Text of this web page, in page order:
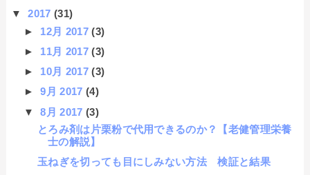
▼2017(31)
► 12月 2017(3)
► 11月 2017(3)
► 10月 2017(3)
►9月 2017 (4)
▼8月 2017 (3)
とろみ剤は片栗粉で代用できるのか？【老健管理栄養
士の解説】
玉ねぎを切っても目にしみない方法 検証と結果